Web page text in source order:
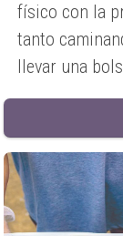
físico con la
tanto
llevar una